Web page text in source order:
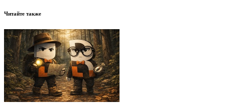
Читайте также